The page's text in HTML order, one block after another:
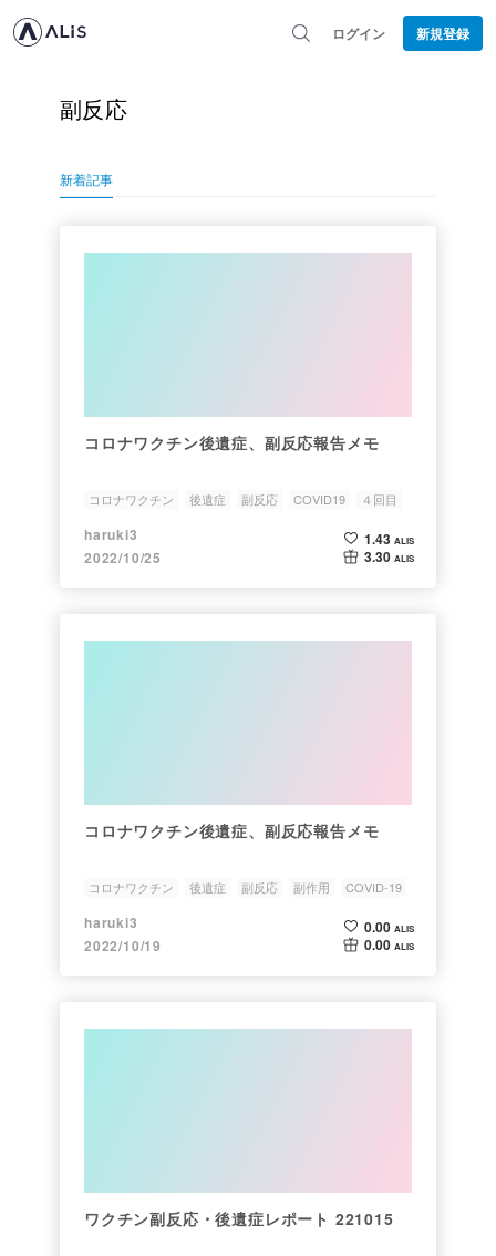
ログイン 新規登録
副反応
新着記事
コロナワクチン後遺症、副反応報告メモ
コロナワクチン 後遺症 副反応 COVID19 ４回目
haruki3
2022/10/25
1.43 ALIS
3.30 ALIS
コロナワクチン後遺症、副反応報告メモ
コロナワクチン 後遺症 副反応 副作用 COVID-19
haruki3
2022/10/19
0.00 ALIS
0.00 ALIS
ワクチン副反応・後遺症レポート 221015